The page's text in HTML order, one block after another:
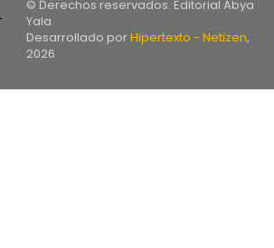
© Derechos reservados. Editorial Abya
Yala
Desarrollado porHipertexto - Netizen,
2026